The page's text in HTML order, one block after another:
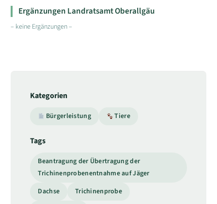
Ergänzungen Landratsamt Oberallgäu
– keine Ergänzungen –
Kategorien
Bürgerleistung Tiere
Tags
Beantragung der Übertragung der
Trichinenprobenentnahme auf Jäger
Dachse
Trichinenprobe